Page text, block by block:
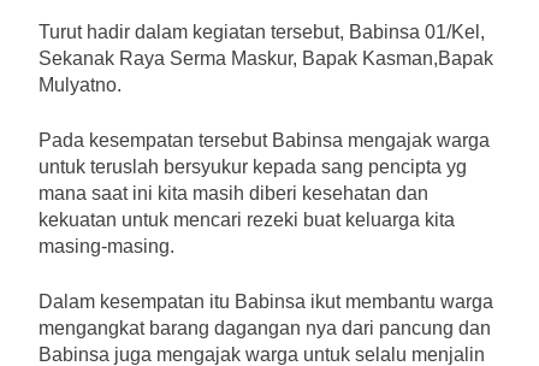
Turut hadir dalam kegiatan tersebut, Babinsa 01/Kel,
Sekanak Raya Serma Maskur, Bapak Kasman,Bapak
Mulyatno.
Pada kesempatan tersebut Babinsa mengajak warga
untuk teruslah bersyukur kepada sang pencipta yg
mana saat ini kita masih diberi kesehatan dan
kekuatan untuk mencari rezeki buat keluarga kita
masing-masing.
Dalam kesempatan itu Babinsa ikut membantu warga
mengangkat barang dagangan nya dari pancung dan
Babinsa juga mengajak warga untuk selalu menjalin